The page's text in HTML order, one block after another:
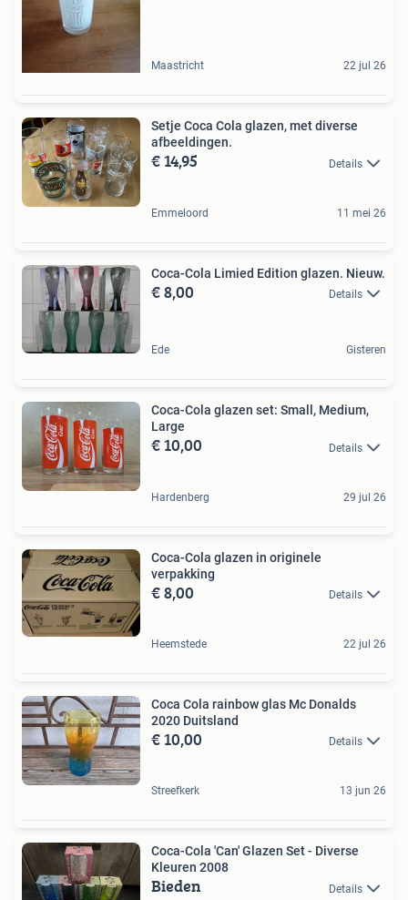
Maastricht 22 jul 26
Setje Coca Cola glazen, met diverse
afbeeldingen.
€ 14,95 Details
Emmeloord 11 mei 26
Coca-Cola Limied Edition glazen. Nieuw.
€ 8,00 Details
Ede Gisteren
Coca-Cola glazen set: Small, Medium,
Large
€ 10,00 Details
Hardenberg 29 jul 26
Coca-Cola glazen in originele
verpakking
€ 8,00 Details
Heemstede 22 jul 26
Coca Cola rainbow glas Mc Donalds
2020 Duitsland
€ 10,00 Details
Streefkerk 13 jun 26
Coca-Cola 'Can' Glazen Set - Diverse
Kleuren 2008
Bieden Details